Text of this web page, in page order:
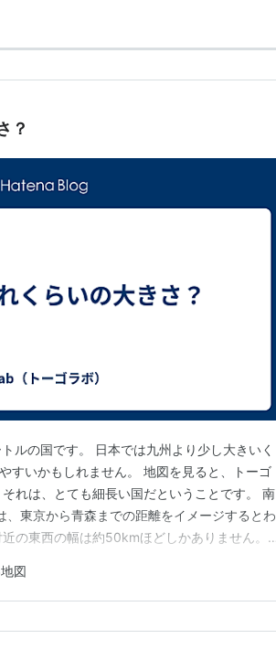
？
ルの国です。 日本では九州より少し大きいく
すいかもしれません。 地図を見ると、トーゴ
れは、とても細長い国だということです。 南
東京から青森までの距離をイメージするとわ
の東西の幅は約50kmほどしかありません。
でまとめられることがありますが、実際には
。 ト…
図